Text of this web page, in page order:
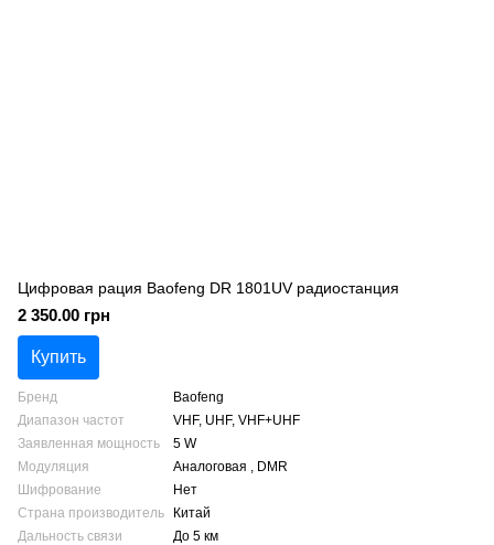
Цифровая рация Baofeng DR 1801UV радиостанция
2 350.00 грн
Купить
Бренд
Baofeng
Диапазон частот
VHF, UHF, VHF+UHF
Заявленная мощность
5 W
Модуляция
Аналоговая , DMR
Шифрование
Нет
Страна производитель
Китай
Дальность связи
До 5 км